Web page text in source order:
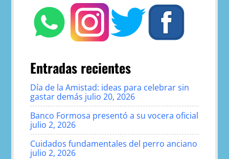
Entradas recientes
Día de la Amistad: ideas para celebrar sin
gastar demás julio 20, 2026
Banco Formosa presentó a su vocera oficial
julio 2, 2026
Cuidados fundamentales del perro anciano
julio 2, 2026